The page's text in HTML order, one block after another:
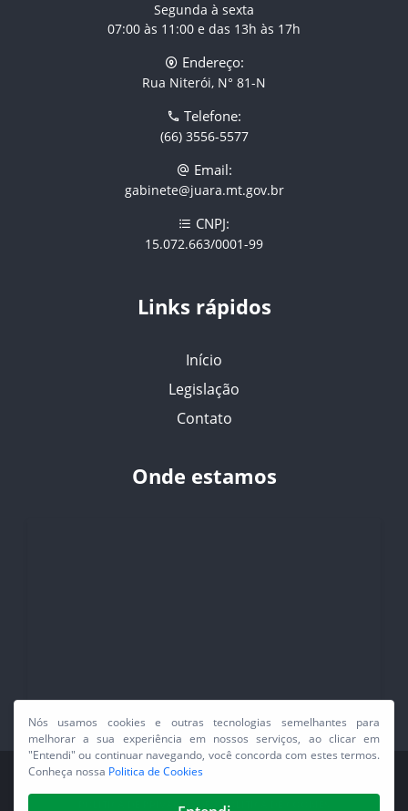
Segunda à sexta
07:00 às 11:00 e das 13h às 17h
Endereço:
Rua Niterói, N° 81-N
Telefone:
(66) 3556-5577
Email:
gabinete@juara.mt.gov.br
CNPJ:
15.072.663/0001-99
Links rápidos
Início
Legislação
Contato
Onde estamos
PREFEITURA MUNICIPAL DE JUARA - TODOS OS DIREITOS RESERVADOS©
POLÍTICA DE PRIVACIDADE POLÍTICA DE COOKIES